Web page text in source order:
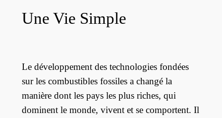
Une Vie Simple
Le développement des technologies fondées
sur les combustibles fossiles a changé la
manière dont les pays les plus riches, qui
dominent le monde, vivent et se comportent. Il